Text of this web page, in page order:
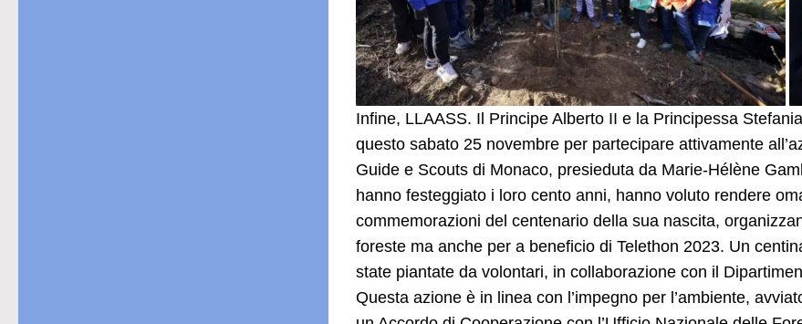
Infine, LLAASS. Il Principe Alberto II e la Principessa
questo sabato 25 novembre per partecipare attivamente
Guide e Scouts di Monaco, presieduta da Marie-Hélène
hanno festeggiato i loro cento anni, hanno voluto rendere
commemorazioni del centenario della sua nascita,
foreste ma anche per a beneficio di Telethon 2023. Un
state piantate da volontari, in collaborazione con il
Questa azione è in linea con l’impegno per l’ambiente,